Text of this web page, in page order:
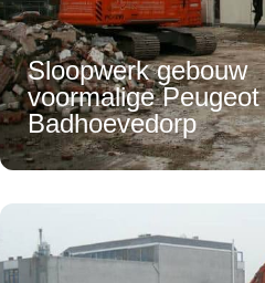
Sloopwerk gebouw
voormalige
Badhoevedorp